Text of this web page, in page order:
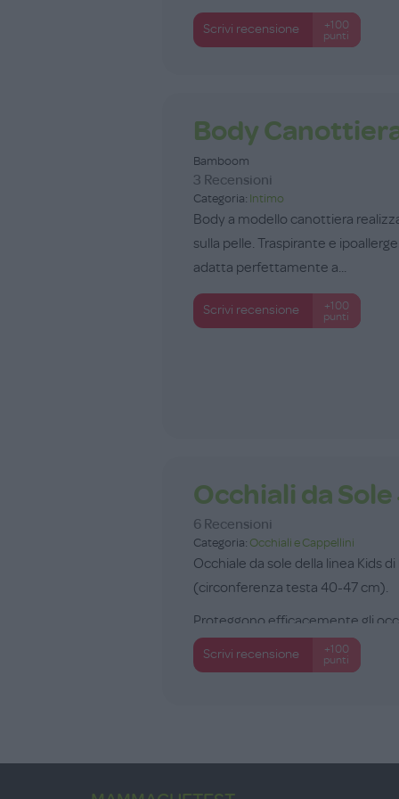
Scrivi recensione
+100
punti
Body
Bamboom
3 Recensioni
Categoria: Intimo
Body a modello canottiera
sulla pelle. Traspirante e
adatta perfettamente a...
Scrivi recensione
+100
punti
Occhiali da
6 Recensioni
Categoria: Occhiali e Cappellini
Occhiale da sole della linea Kids
(circonferenza testa 40-47 cm).
Proteggono efficacemente gli
Scrivi recensione
+100
punti